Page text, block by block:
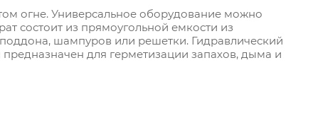
огне. Универсальное оборудование можно
состоит из прямоугольной емкости из
шампуров или решетки. Гидравлический
для герметизации запахов, дыма и